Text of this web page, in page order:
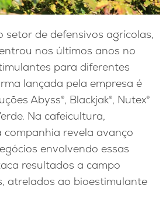
setor de defensivos agrícolas,
nos últimos anos no
para diferentes
lançada pela empresa é
Abyss®, Blackjak®, Nutex®
Na cafeicultura,
companhia revela avanço
envolvendo essas
resultados a campo
atrelados ao bioestimulante